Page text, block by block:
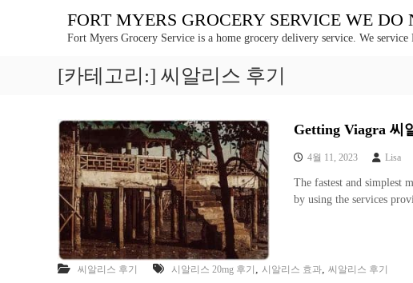
FORT MYERS GROCERY SERVICE WE
Fort Myers Grocery Service is a home grocery delivery service. We
[카테고리:] 씨알리스 후기
Getting Viagra 씨
4월 11, 2023 Lisa
The fastest and simplest
by using the services
씨알리스 후기 시알리스 20mg 후기 , 시알리스 효과, 씨알리스 후기